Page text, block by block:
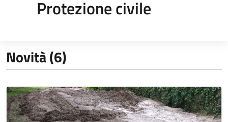
Protezione civile
Novità (6)